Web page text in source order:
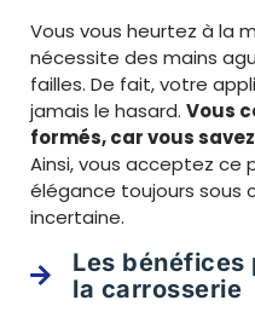
Vous vous heurtez à la
nécessite des mains
failles. De fait, votre
jamais le hasard. Vous
formés, car vous
Ainsi, vous acceptez ce
élégance toujours sous
incertaine.
Les bénéfices
la carrosserie